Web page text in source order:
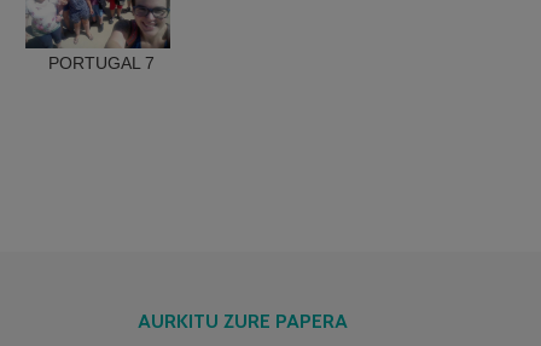
PORTUGAL 7
AURKITU ZURE PAPERA